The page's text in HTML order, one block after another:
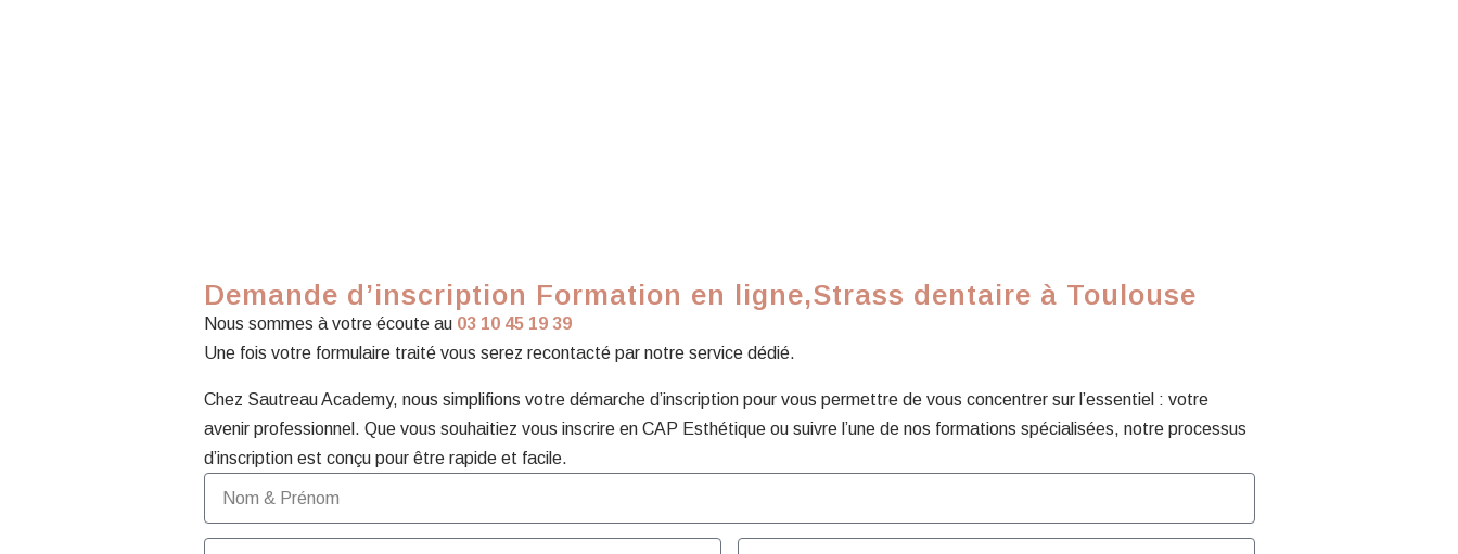
Demande d’inscription Formation en ligne,Strass dentaire à Toulouse
Nous sommes à votre écoute au 03 10 45 19 39
Une fois votre formulaire traité vous serez recontacté par notre service dédié.
Chez Sautreau Academy, nous simplifions votre démarche d’inscription pour vous permettre de vous concentrer sur l’essentiel : votre
avenir professionnel. Que vous souhaitiez vous inscrire en CAP Esthétique ou suivre l’une de nos formations spécialisées, notre processus
d’inscription est conçu pour être rapide et facile.